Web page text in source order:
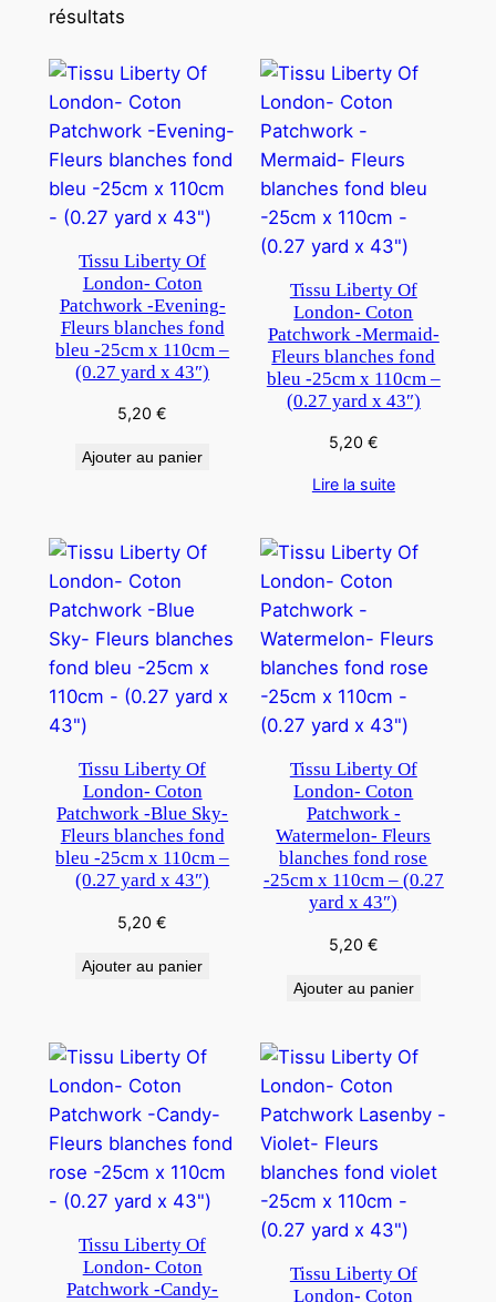
résultats
Tissu Liberty Of
London- Coton
Patchwork -Evening-
Fleurs blanches fond
bleu -25cm x 110cm –
(0.27 yard x 43″)
5,20€
Ajouter au panier
Tissu Liberty Of
London- Coton
Patchwork -Mermaid-
Fleurs blanches fond
bleu -25cm x 110cm –
(0.27 yard x 43″)
5,20 €
Lire la suite
Tissu Liberty Of
London- Coton
Patchwork -Blue Sky-
Fleurs blanches fond
bleu -25cm x 110cm –
(0.27 yard x 43″)
5,20€
Ajouter au panier
Tissu Liberty Of
London- Coton
Patchwork -
Watermelon- Fleurs
blanches fond rose
-25cm x 110cm – (0.27
yard x 43″)
5,20 €
Ajouter au panier
Tissu Liberty Of
London- Coton
Patchwork -Candy-
Tissu Liberty Of
London- Coton